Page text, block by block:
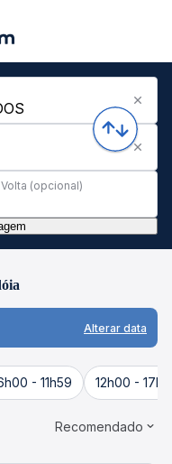
Volta (opcional)
Alterar data
- 11h59 12h00 -
Recomendado